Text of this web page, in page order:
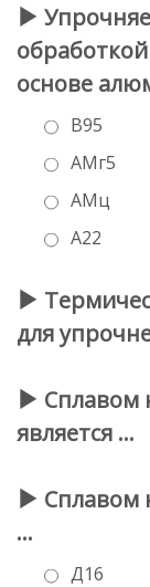
основе
В95
АМг5
АМц
А22
для
Сплавом
является …
Сплавом
…
Д16